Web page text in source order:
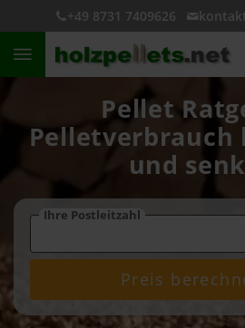
+49 8731 7409626
Pellet
Pelletverbrauch
und
Ihre Postleitzahl
Preis